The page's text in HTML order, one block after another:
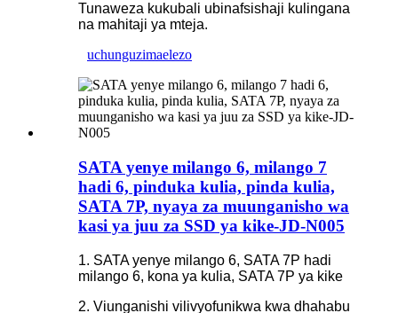
Tunaweza kukubali ubinafsishaji kulingana
na mahitaji ya mteja.
uchunguzimaelezo
SATA yenye milango 6, milango 7
hadi 6, pinduka kulia, pinda kulia,
SATA 7P, nyaya za muunganisho wa
kasi ya juu za SSD ya kike-JD-N005
1. SATA yenye milango 6, SATA 7P hadi
milango 6, kona ya kulia, SATA 7P ya kike
2. Viunganishi vilivyofunikwa kwa dhahabu